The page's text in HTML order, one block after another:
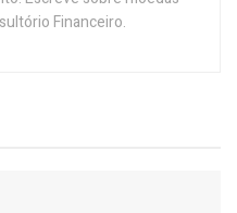
Financeiro.